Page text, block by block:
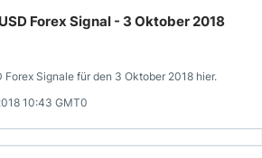
Forex Signal - 3 Oktober 2018
Forex Signale für den 3 Oktober 2018 hier.
10:43 GMT0